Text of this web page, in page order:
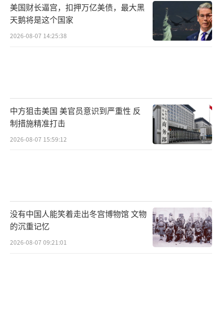
美国财长逼宫，扣押万亿美债，最大黑
天鹅将是这个国家
2026-08-07 14:25:38
中方狙击美国 美官员意识到严重性 反
制措施精准打击
2026-08-07 15:59:12
没有中国人能笑着走出冬宫博物馆 文物
的沉重记忆
2026-08-07 09:21:01